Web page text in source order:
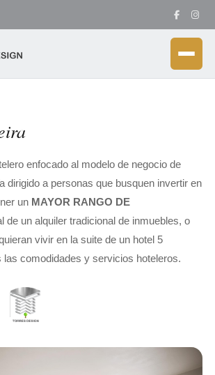
enfocado al modelo de negocio de
dirigido a personas que busquen invertir en
un MAYOR RANGO DE
de un alquiler tradicional de inmuebles, o
vivir en la suite de un hotel 5
las comodidades y servicios hoteleros.